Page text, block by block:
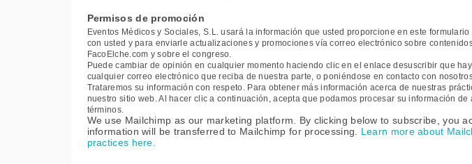
Permisos de promoción
Eventos Médicos y Sociales, S.L. usará la información que usted proporcione en este
con usted y para enviarle actualizaciones y promociones vía correo electrónico sobre
FacoElche.com y sobre el congreso.
Puede cambiar de opinión en cualquier momento haciendo clic en el enlace desuscribir que
cualquier correo electrónico que reciba de nuestra parte, o poniéndose en contacto con
Trataremos su información con respeto. Para obtener más información acerca de nuestras
nuestro sitio web. Al hacer clic a continuación, acepta que podamos procesar su información de
términos.
We use Mailchimp as our marketing platform. By clicking below to subscribe, you
information will be transferred to Mailchimp for processing. Learn more about
practices here.